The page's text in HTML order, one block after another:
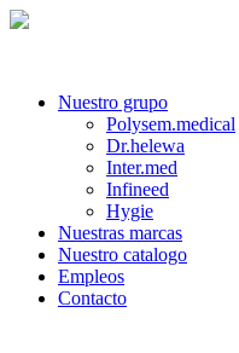
Nuestro grupo
Polysem.medical
Dr.helewa
Inter.med
Infineed
Hygie
Nuestras marcas
Nuestro catalogo
Empleos
Contacto